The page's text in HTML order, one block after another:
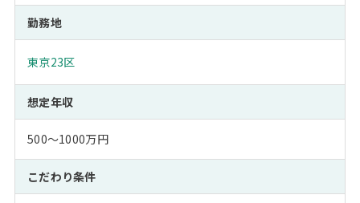
勤務地
東京23区
想定年収
500～1000万円
こだわり条件